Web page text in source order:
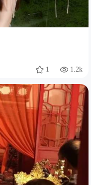
1 1.2k